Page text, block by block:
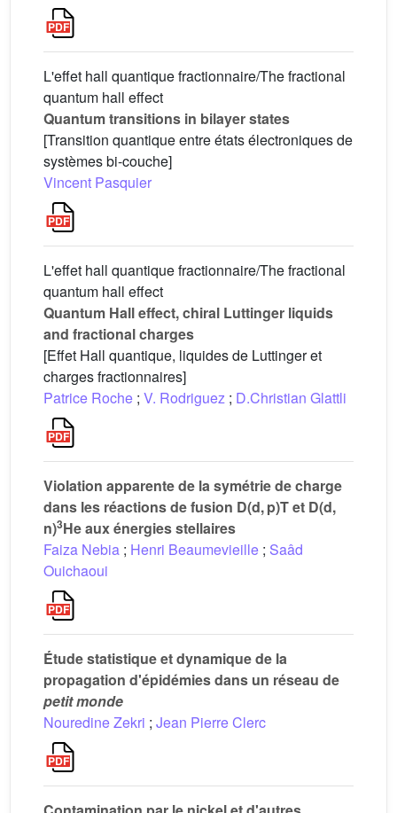
L'effet hall quantique fractionnaire/The fractional
quantum hall effect
Quantum transitions in bilayer states
[Transition quantique entre états électroniques de
systèmes bi-couche]
Vincent Pasquier
L'effet hall quantique fractionnaire/The fractional
quantum hall effect
Quantum Hall effect, chiral Luttinger liquids
and fractional charges
[Effet Hall quantique, liquides de Luttinger et
charges fractionnaires]
Patrice Roche ; V. Rodriguez ; D.Christian Glattli
Violation apparente de la symétrie de charge
dans les réactions de fusion D(d, p)T et D(d,
n)3He aux énergies stellaires
Faiza Nebia ; Henri Beaumevieille ; Saâd
Ouichaoui
Étude statistique et dynamique de la
propagation d'épidémies dans un réseau de
petit monde
Nouredine Zekri ; Jean Pierre Clerc